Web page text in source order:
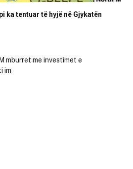
ka tentuar të hyjë në Gjykatën